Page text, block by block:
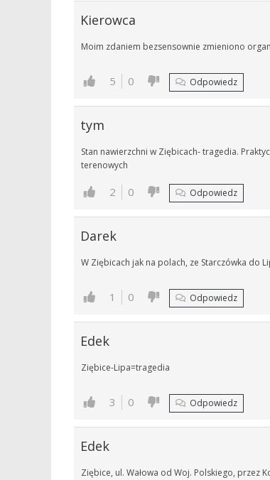
Kierowca
Moim zdaniem bezsensownie zmieniono
5 0 Odpowiedz
tym
Stan nawierzchni w Ziębicach- tragedia.
terenowych
2 0 Odpowiedz
Darek
W Ziębicach jak na polach, ze Starczówka do
1 0 Odpowiedz
Edek
Ziębice-Lipa=tragedia
3 0 Odpowiedz
Edek
Ziębice, ul. Wałowa od Woj. Polskiego, przez